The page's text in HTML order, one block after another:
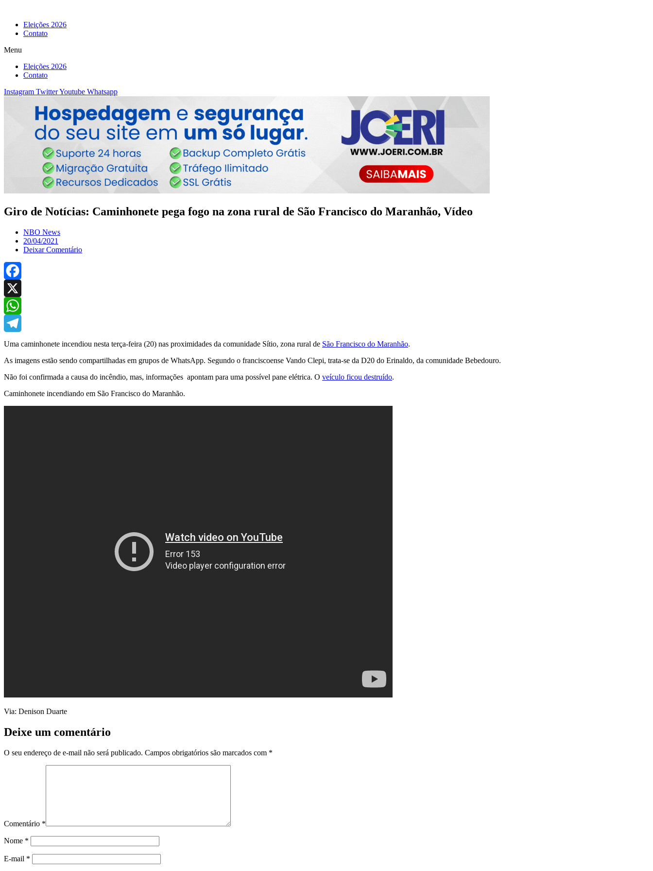
Eleições 2026
Contato
Menu
Eleições 2026
Contato
Instagram TwitterYoutube Whatsapp
Giro de Notícias: Caminhonete pega fogo na zona rural de São Francisco do Maranhão, Vídeo
NBO News
20/04/2021
Deixar Comentário
Facebook
X
WhatsApp
Telegram
Uma caminhonete incendiou nesta terça-feira (20) nas proximidades da comunidade Sítio, zona rural de São Francisco do Maranhão.
As imagens estão sendo compartilhadas em grupos de WhatsApp. Segundo o franciscoense Vando Clepi, trata-se da D20 do Erinaldo, da comunidade Bebedouro.
Não foi confirmada a causa do incêndio, mas, informações apontam para uma possível pane elétrica. O veículo ficou destruído.
Caminhonete incendiando em São Francisco do Maranhão.
Via: Denison Duarte
Deixe um comentário
O seu endereço de e-mail não será publicado. Campos obrigatórios são marcados com *
Comentário *
Nome *
E-mail *